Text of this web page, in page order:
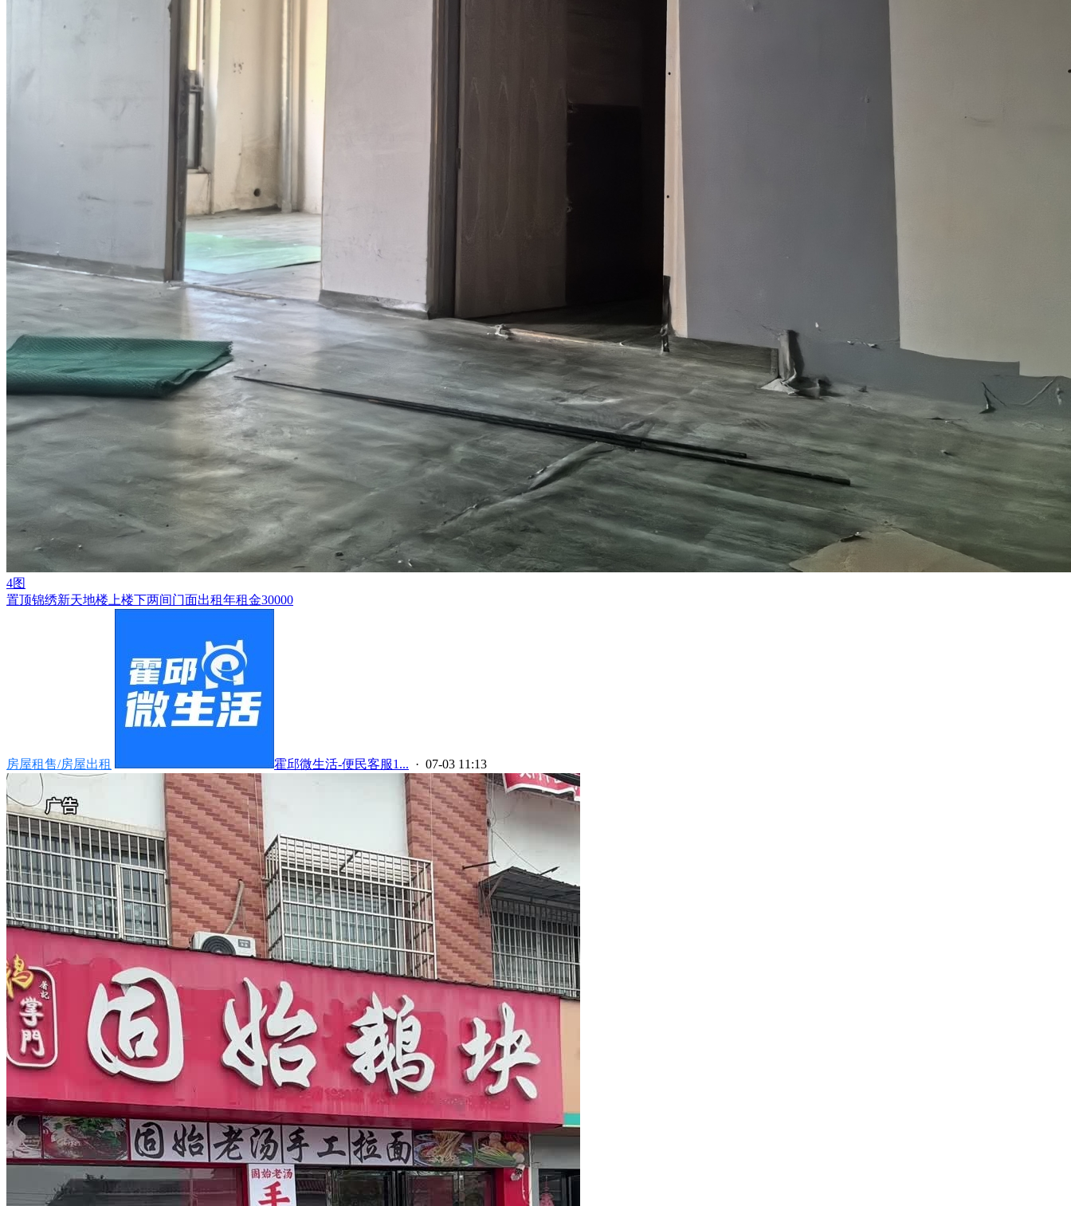
4图
置顶锦绣新天地楼上楼下两间门面出租年租金30000
房屋租售/房屋出租 霍邱微生活-便民客服1... · 07-03 11:13